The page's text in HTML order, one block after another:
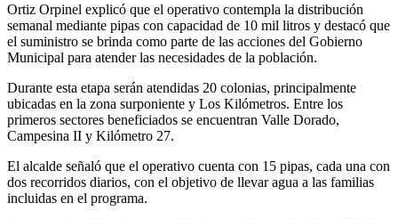
Ortiz Orpinel explicó que el operativo contempla la distribución
semanal mediante pipas con capacidad de 10 mil litros y destacó que
el suministro se brinda como parte de las acciones del Gobierno
Municipal para atender las necesidades de la población.
Durante esta etapa serán atendidas 20 colonias, principalmente
ubicadas en la zona surponiente y Los Kilómetros. Entre los
primeros sectores beneficiados se encuentran Valle Dorado,
Campesina II y Kilómetro 27.
El alcalde señaló que el operativo cuenta con 15 pipas, cada una con
dos recorridos diarios, con el objetivo de llevar agua a las familias
incluidas en el programa.